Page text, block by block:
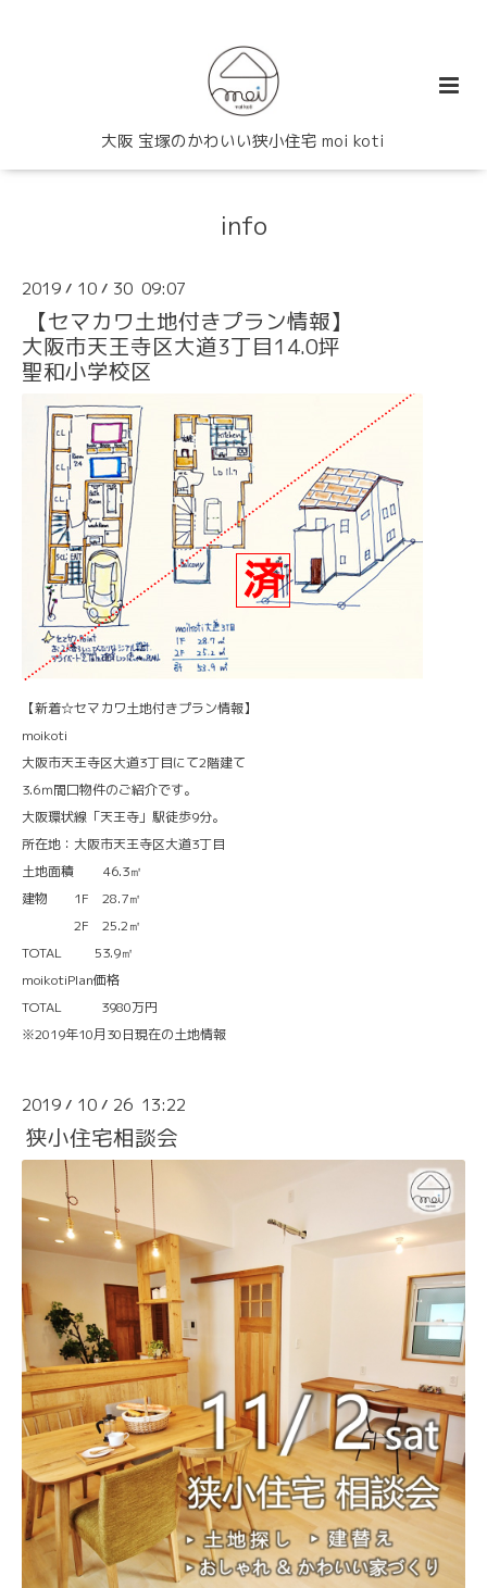
大阪 宝塚のかわいい狭小住宅 moi koti
info
2019 / 10 / 30 09:07
【セマカワ土地付きプラン情報】
大阪市天王寺区大道3丁目14.0坪
聖和小学校区
【新着☆セマカワ土地付きプラン情報】
moikoti
大阪市天王寺区大道3丁目にて2階建て
3.6ｍ間口物件のご紹介です。
大阪環状線「天王寺」駅徒歩9分。
所在地：大阪市天王寺区大道3丁目
土地面積 46.3㎡
建物 1F 28.7㎡
2F 25.2㎡
TOTAL 53.9㎡
moikotiPlan価格
TOTAL 3980万円
※2019年10月30日現在の土地情報
2019 / 10 / 26 13:22
狭小住宅相談会